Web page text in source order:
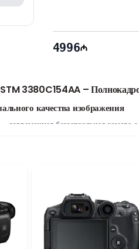
4996
3380C154AA –
качества изображения
беззеркальная камера
съемки, путешествий и
уверенно запечатлевать